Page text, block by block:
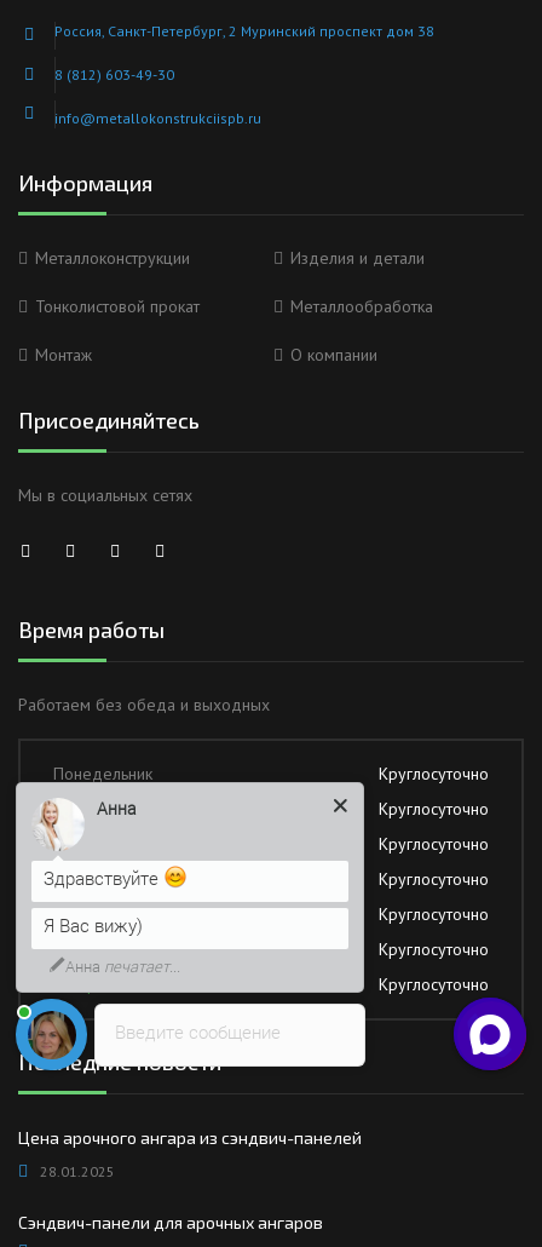
Россия, Санкт-Петербург, 2 Муринский проспект дом 38
8 (812) 603-49-30
info@metallokonstrukciispb.ru
Информация
Металлоконструкции Изделия и детали
Тонколистовой прокат Металлообработка
Монтаж О компании
Присоединяйтесь
Мы в социальных сетях
Время работы
Работаем без обеда и выходных
Понедельник
Круглосуточно
Вторник
Круглосуточно
Среда
Круглосуточно
Четверг
Круглосуточно
Пятница
Круглосуточно
Суббота
Круглосуточно
Круглосуточно
Последние новости
Цена арочного ангара из сэндвич-панелей
28.01.2025
Сэндвич-панели для арочных ангаров
Введите сообщение
Анна
Здравствуйте
Я Вас вижу)
Анна печатает...